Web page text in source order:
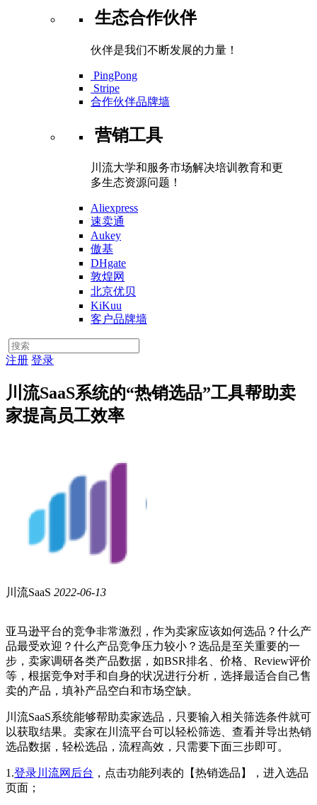
生态合作伙伴
伙伴是我们不断发展的力量！
PingPong
Stripe
合作伙伴品牌墙
营销工具
川流大学和服务市场解决培训教育和更
多生态资源问题！
Aliexpress
速卖通
Aukey
傲基
DHgate
敦煌网
北京优贝
KiKuu
客户品牌墙
注册 登录
川流SaaS系统的“热销选品”工具帮助卖
家提高员工效率
川流SaaS 2022-06-13
亚马逊平台的竞争非常激烈，作为卖家应该如何选品？什么产
品最受欢迎？什么产品竞争压力较小？选品是至关重要的一
步，卖家调研各类产品数据，如BSR排名、价格、Review评价
等，根据竞争对手和自身的状况进行分析，选择最适合自己售
卖的产品，填补产品空白和市场空缺。
川流SaaS系统能够帮助卖家选品，只要输入相关筛选条件就可
以获取结果。卖家在川流平台可以轻松筛选、查看并导出热销
选品数据，轻松选品，流程高效，只需要下面三步即可。
1.登录川流网后台 ，点击功能列表的【热销选品】，进入选品
页面；